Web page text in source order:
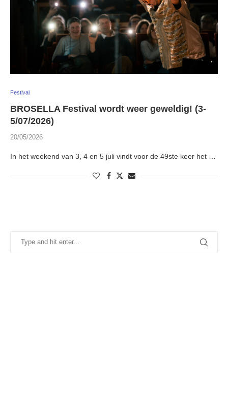
Festival
BROSELLA Festival wordt weer geweldig! (3-
5/07/2026)
20/05/2026
In het weekend van 3, 4 en 5 juli vindt voor de 49ste keer het …